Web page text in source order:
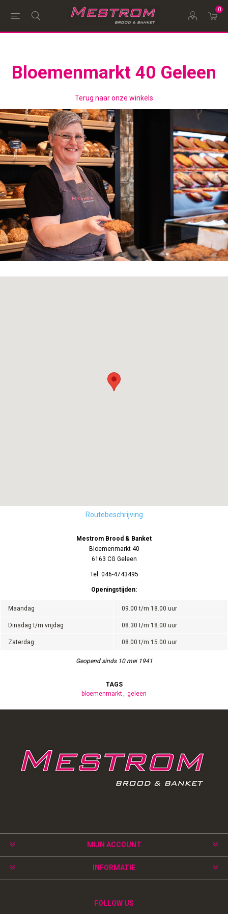
0
Bloemenmarkt 40 Geleen
Terug naar onze winkels
Routebeschrijving
Mestrom Brood & Banket
Bloemenmarkt 40
6163 CG Geleen
Tel. 046-4743495
Openingstijden:
Maandag 09.00 t/m 18.00 uur
Dinsdag t/m vrijdag 08.30 t/m 18.00 uur
Zaterdag 08.00 t/m 15.00 uur
Geopend sinds 10 mei 1941
TAGS
bloemenmarkt
geleen
MIJN ACCOUNT
INFORMATIE
FOLLOW US